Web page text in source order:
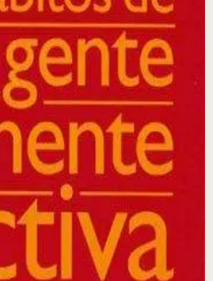
un marco
no solo cómo trabajas, sino
con los demás en todas las
y cualquier persona que
personal, sus relaciones
para lograr resultados